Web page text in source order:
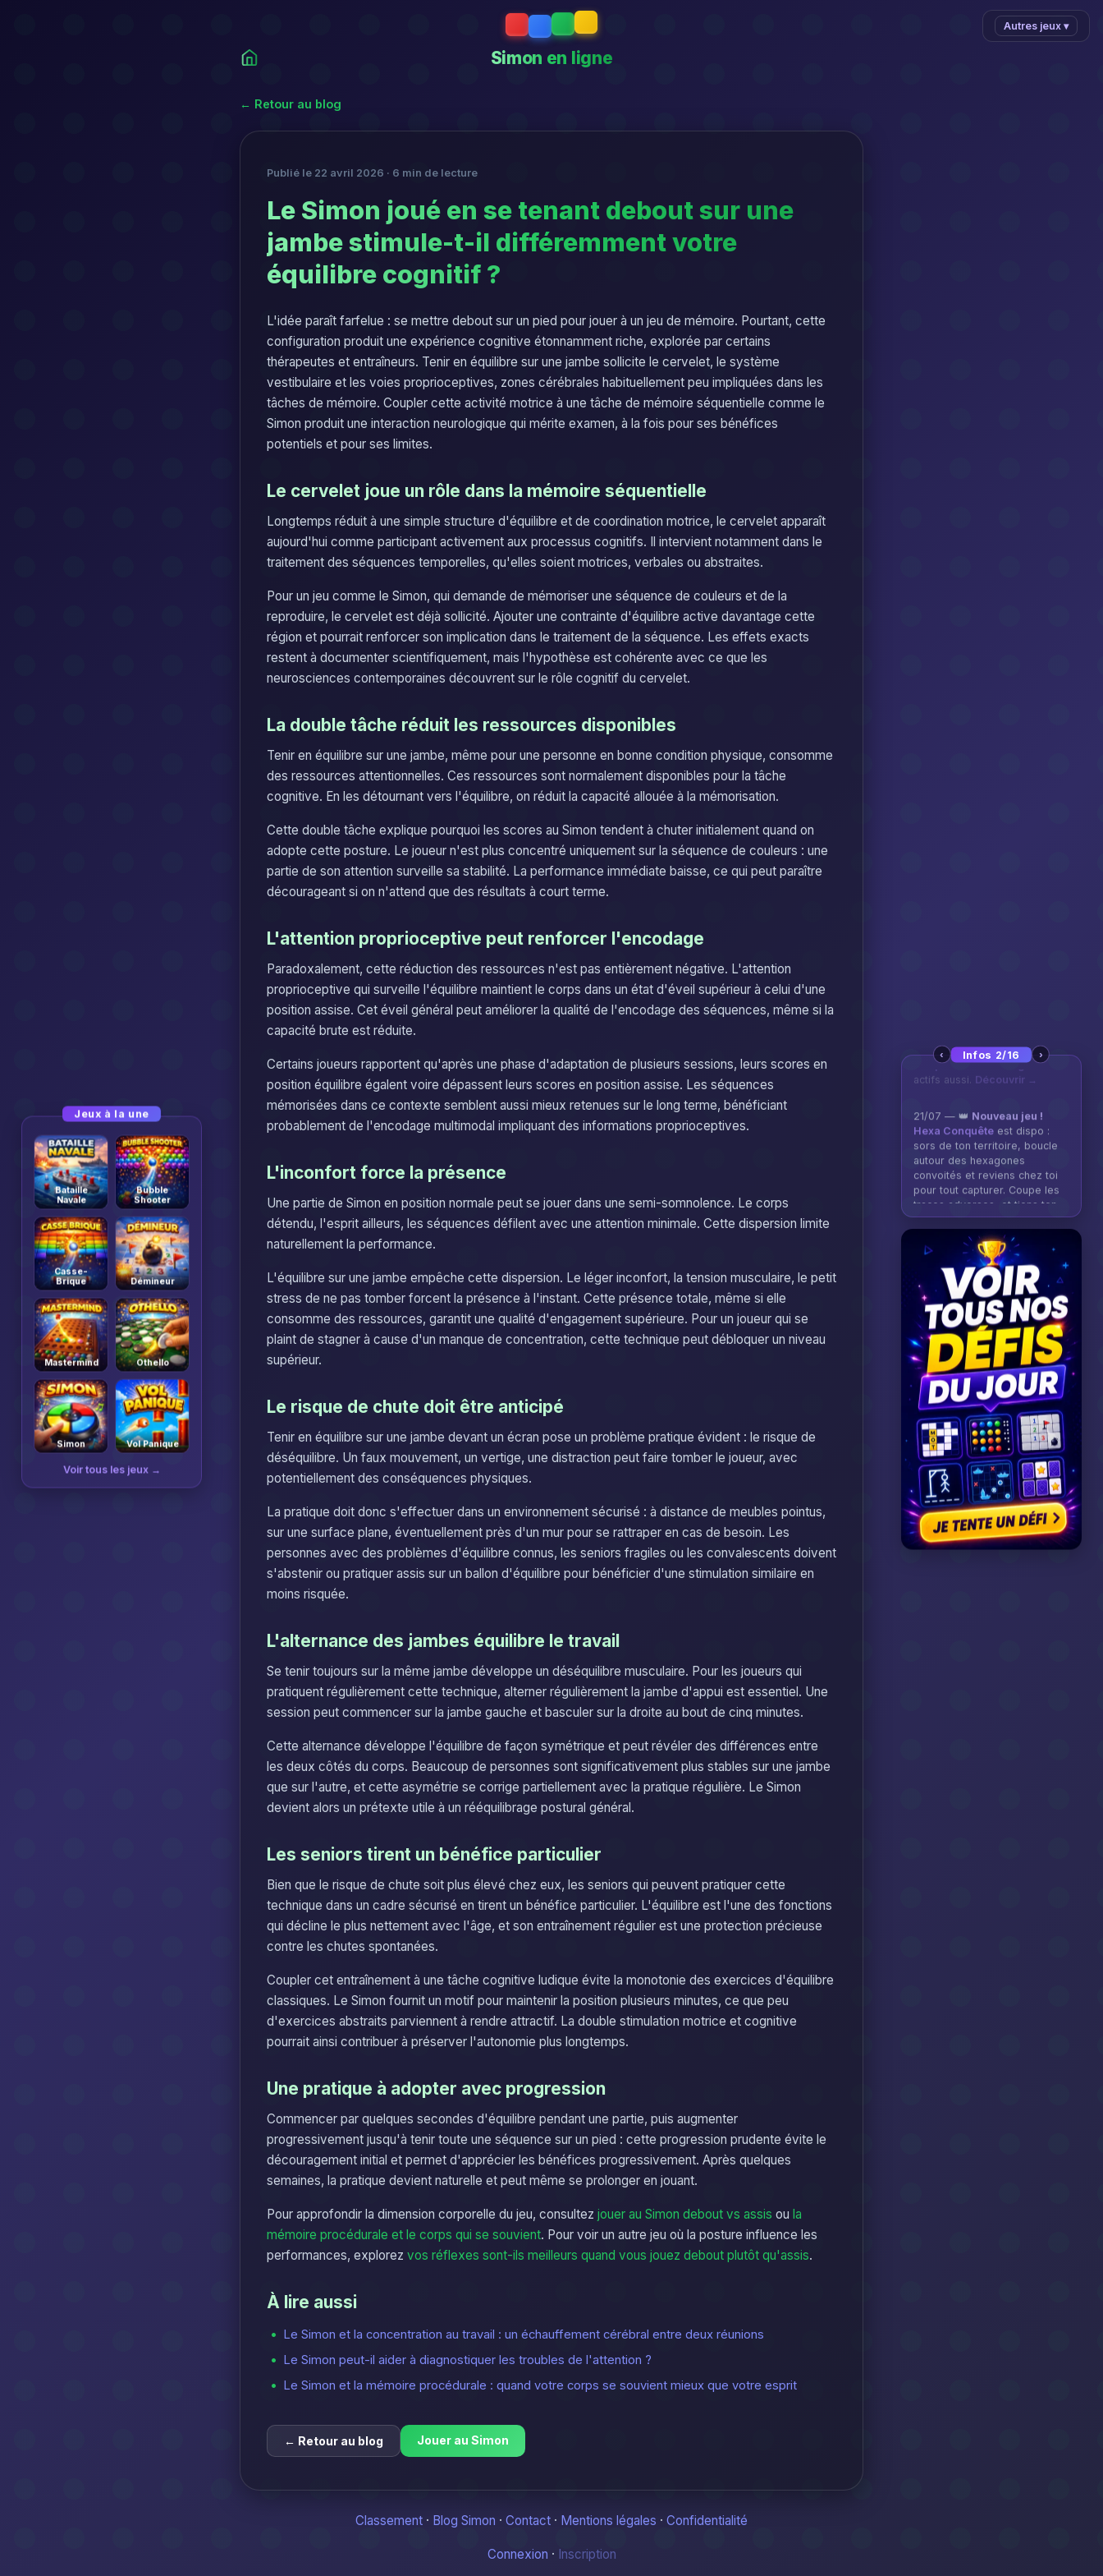
Simon en ligne
← Retour au blog
Publié le 22 avril 2026 · 6 min de lecture
Le Simon joué en se tenant debout sur une
jambe stimule-t-il différemment votre
équilibre cognitif ?
L'idée paraît farfelue : se mettre debout sur un pied pour jouer à un jeu de mémoire. Pourtant, cette
configuration produit une expérience cognitive étonnamment riche, explorée par certains
thérapeutes et entraîneurs. Tenir en équilibre sur une jambe sollicite le cervelet, le système
vestibulaire et les voies proprioceptives, zones cérébrales habituellement peu impliquées dans les
tâches de mémoire. Coupler cette activité motrice à une tâche de mémoire séquentielle comme le
Simon produit une interaction neurologique qui mérite examen, à la fois pour ses bénéfices
potentiels et pour ses limites.
Le cervelet joue un rôle dans la mémoire séquentielle
Longtemps réduit à une simple structure d'équilibre et de coordination motrice, le cervelet apparaît
aujourd'hui comme participant activement aux processus cognitifs. Il intervient notamment dans le
traitement des séquences temporelles, qu'elles soient motrices, verbales ou abstraites.
Pour un jeu comme le Simon, qui demande de mémoriser une séquence de couleurs et de la
reproduire, le cervelet est déjà sollicité. Ajouter une contrainte d'équilibre active davantage cette
région et pourrait renforcer son implication dans le traitement de la séquence. Les effets exacts
restent à documenter scientifiquement, mais l'hypothèse est cohérente avec ce que les
neurosciences contemporaines découvrent sur le rôle cognitif du cervelet.
La double tâche réduit les ressources disponibles
Tenir en équilibre sur une jambe, même pour une personne en bonne condition physique, consomme
des ressources attentionnelles. Ces ressources sont normalement disponibles pour la tâche
cognitive. En les détournant vers l'équilibre, on réduit la capacité allouée à la mémorisation.
Cette double tâche explique pourquoi les scores au Simon tendent à chuter initialement quand on
adopte cette posture. Le joueur n'est plus concentré uniquement sur la séquence de couleurs : une
partie de son attention surveille sa stabilité. La performance immédiate baisse, ce qui peut paraître
décourageant si on n'attend que des résultats à court terme.
L'attention proprioceptive peut renforcer l'encodage
Paradoxalement, cette réduction des ressources n'est pas entièrement négative. L'attention
proprioceptive qui surveille l'équilibre maintient le corps dans un état d'éveil supérieur à celui d'une
position assise. Cet éveil général peut améliorer la qualité de l'encodage des séquences, même si la
capacité brute est réduite.
Certains joueurs rapportent qu'après une phase d'adaptation de plusieurs sessions, leurs scores en
position équilibre égalent voire dépassent leurs scores en position assise. Les séquences
mémorisées dans ce contexte semblent aussi mieux retenues sur le long terme, bénéficiant
probablement de l'encodage multimodal impliquant des informations proprioceptives.
L'inconfort force la présence
Une partie de Simon en position normale peut se jouer dans une semi-somnolence. Le corps
détendu, l'esprit ailleurs, les séquences défilent avec une attention minimale. Cette dispersion limite
naturellement la performance.
L'équilibre sur une jambe empêche cette dispersion. Le léger inconfort, la tension musculaire, le petit
stress de ne pas tomber forcent la présence à l'instant. Cette présence totale, même si elle
consomme des ressources, garantit une qualité d'engagement supérieure. Pour un joueur qui se
plaint de stagner à cause d'un manque de concentration, cette technique peut débloquer un niveau
supérieur.
Le risque de chute doit être anticipé
Tenir en équilibre sur une jambe devant un écran pose un problème pratique évident : le risque de
déséquilibre. Un faux mouvement, un vertige, une distraction peut faire tomber le joueur, avec
potentiellement des conséquences physiques.
La pratique doit donc s'effectuer dans un environnement sécurisé : à distance de meubles pointus,
sur une surface plane, éventuellement près d'un mur pour se rattraper en cas de besoin. Les
personnes avec des problèmes d'équilibre connus, les seniors fragiles ou les convalescents doivent
s'abstenir ou pratiquer assis sur un ballon d'équilibre pour bénéficier d'une stimulation similaire en
moins risquée.
L'alternance des jambes équilibre le travail
Se tenir toujours sur la même jambe développe un déséquilibre musculaire. Pour les joueurs qui
pratiquent régulièrement cette technique, alterner régulièrement la jambe d'appui est essentiel. Une
session peut commencer sur la jambe gauche et basculer sur la droite au bout de cinq minutes.
Cette alternance développe l'équilibre de façon symétrique et peut révéler des différences entre
les deux côtés du corps. Beaucoup de personnes sont significativement plus stables sur une jambe
que sur l'autre, et cette asymétrie se corrige partiellement avec la pratique régulière. Le Simon
devient alors un prétexte utile à un rééquilibrage postural général.
Les seniors tirent un bénéfice particulier
Bien que le risque de chute soit plus élevé chez eux, les seniors qui peuvent pratiquer cette
technique dans un cadre sécurisé en tirent un bénéfice particulier. L'équilibre est l'une des fonctions
qui décline le plus nettement avec l'âge, et son entraînement régulier est une protection précieuse
contre les chutes spontanées.
Coupler cet entraînement à une tâche cognitive ludique évite la monotonie des exercices d'équilibre
classiques. Le Simon fournit un motif pour maintenir la position plusieurs minutes, ce que peu
d'exercices abstraits parviennent à rendre attractif. La double stimulation motrice et cognitive
pourrait ainsi contribuer à préserver l'autonomie plus longtemps.
Une pratique à adopter avec progression
Commencer par quelques secondes d'équilibre pendant une partie, puis augmenter
progressivement jusqu'à tenir toute une séquence sur un pied : cette progression prudente évite le
découragement initial et permet d'apprécier les bénéfices progressivement. Après quelques
semaines, la pratique devient naturelle et peut même se prolonger en jouant.
Pour approfondir la dimension corporelle du jeu, consultez jouer au Simon debout vs assis ou la
mémoire procédurale et le corps qui se souvient. Pour voir un autre jeu où la posture influence les
performances, explorez vos réflexes sont-ils meilleurs quand vous jouez debout plutôt qu'assis.
À lire aussi
Le Simon et la concentration au travail : un échauffement cérébral entre deux réunions
Le Simon peut-il aider à diagnostiquer les troubles de l'attention ?
Le Simon et la mémoire procédurale : quand votre corps se souvient mieux que votre esprit
← Retour au blog Jouer au Simon
Classement · Blog Simon · Contact · Mentions légales · Confidentialité
Connexion · Inscription
‹ Infos 2/16 ›
21/07 — 👑 Nouveau jeu !
autour des hexagones
convoités et reviens chez toi
pour tout capturer. Coupe les
traces adverses, et tiens ton
règne pour remporter la
manche.Jouer →
Jeux à la une
Bataille
Navale
Bubble
Shooter
Casse-
Brique
Démineur
Mastermind Othello
Simon Vol Panique
Voir tous les jeux →
Autres jeux ▾